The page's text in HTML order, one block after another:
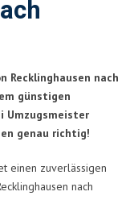
Recklinghausen nach
günstigen
Umzugsmeister
genau richtig!
einen zuverlässigen
nach